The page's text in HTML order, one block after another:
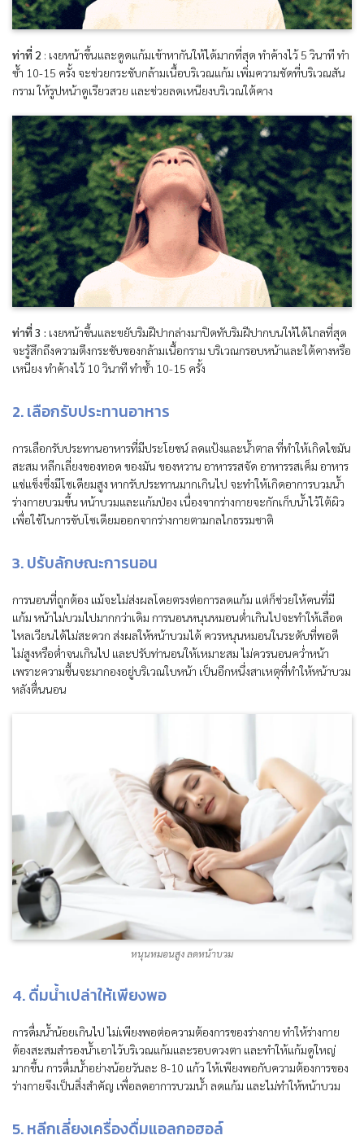
ท่าที่ 2 : เงยหน้าขึ้นและดูดแก้มเข้าหากันให้ได้มากที่สุด ทำค้างไว้ 5 วินาที ทำ
ซ้ำ 10-15 ครั้ง จะช่วยกระชับกล้ามเนื้อบริเวณแก้ม เพิ่มความชัดที่บริเวณสัน
กราม ให้รูปหน้าดูเรียวสวย และช่วยลดเหนียงบริเวณใต้คาง
ท่าที่ 3 : เงยหน้าขึ้นและขยับริมฝีปากล่างมาปิดทับริมฝีปากบนให้ได้ไกลที่สุด
จะรู้สึกถึงความตึงกระชับของกล้ามเนื้อกราม บริเวณกรอบหน้าและใต้คางหรือ
เหนียง ทำค้างไว้ 10 วินาที ทำซ้ำ 10-15 ครั้ง
2. เลือกรับประทานอาหาร
การเลือกรับประทานอาหารที่มีประโยชน์ ลดแป้งและน้ำตาล ที่ทำให้เกิดไขมัน
สะสม หลีกเลี่ยงของทอด ของมัน ของหวาน อาหารรสจัด อาหารรสเค็ม อาหาร
แช่แข็งซึ่งมีโซเดียมสูง หากรับประทานมากเกินไป จะทำให้เกิดอาการบวมน้ำ
ร่างกายบวมขึ้น หน้าบวมและแก้มป่อง เนื่องจากร่างกายจะกักเก็บน้ำไว้ใต้ผิว
เพื่อใช้ในการขับโซเดียมออกจากร่างกายตามกลไกธรรมชาติ
3. ปรับลักษณะการนอน
การนอนที่ถูกต้อง แม้จะไม่ส่งผลโดยตรงต่อการลดแก้ม แต่ก็ช่วยให้คนที่มี
แก้ม หน้าไม่บวมไปมากกว่าเดิม การนอนหนุนหมอนต่ำเกินไปจะทำให้เลือด
ไหลเวียนได้ไม่สะดวก ส่งผลให้หน้าบวมได้ ควรหนุนหมอนในระดับที่พอดี
ไม่สูงหรือต่ำจนเกินไป และปรับท่านอนให้เหมาะสม ไม่ควรนอนคว่ำหน้า
เพราะความชื้นจะมากองอยู่บริเวณใบหน้า เป็นอีกหนึ่งสาเหตุที่ทำให้หน้าบวม
หลังตื่นนอน
หนุนหมอนสูง ลดหน้าบวม
4. ดื่มน้ำเปล่าให้เพียงพอ
การดื่มน้ำน้อยเกินไป ไม่เพียงพอต่อความต้องการของร่างกาย ทำให้ร่างกาย
ต้องสะสมสำรองน้ำเอาไว้บริเวณแก้มและรอบดวงตา และทำให้แก้มดูใหญ่
มากขึ้น การดื่มน้ำอย่างน้อยวันละ 8-10 แก้ว ให้เพียงพอกับความต้องการของ
ร่างกายจึงเป็นสิ่งสำคัญ เพื่อลดอาการบวมน้ำ ลดแก้ม และไม่ทำให้หน้าบวม
5. หลีกเลี่ยงเครื่องดื่มแอลกอฮอล์